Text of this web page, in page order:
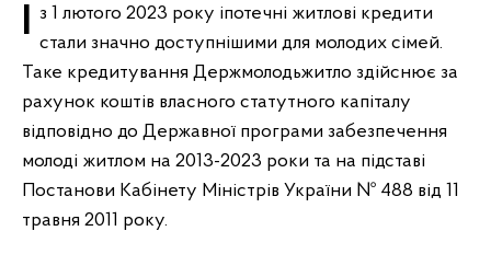
Із 1 лютого 2023 року іпотечні житлові кредити стали значно доступнішими для молодих сімей.
Таке кредитування Держмолодьжитло здійснює за
рахунок коштів власного статутного капіталу
відповідно до Державної програми забезпечення
молоді житлом на 2013-2023 роки та на підставі
Постанови Кабінету Міністрів України № 488 від 11
травня 2011 року.